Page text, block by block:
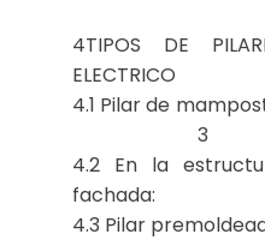
4TIPOS DE
ELECTRICO
4.1 Pilar de
3
4.2 En la
fachada:
4.3 Pilar